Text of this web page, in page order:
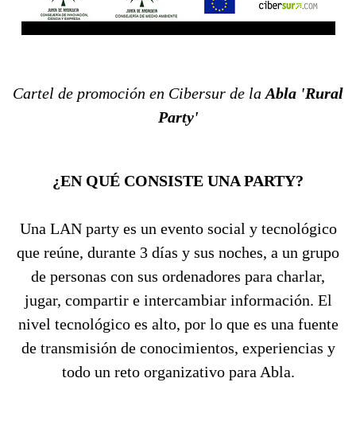
Cartel de promoción en Cibersur de la Abla 'Rural
Party'
¿EN QUÉ CONSISTE UNA PARTY?
Una LAN party es un evento social y tecnológico
que reúne, durante 3 días y sus noches, a un grupo
de personas con sus ordenadores para charlar,
jugar, compartir e intercambiar información. El
nivel tecnológico es alto, por lo que es una fuente
de transmisión de conocimientos, experiencias y
todo un reto organizativo para Abla.